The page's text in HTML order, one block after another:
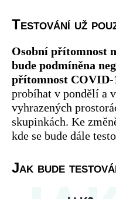
Testování už
Osobní přítomnost
bude podmíněna
přítomnost COVID-
probíhat v pondělí a
vyhrazených
skupinkách. Ke
kde se bude dále
Jak bude